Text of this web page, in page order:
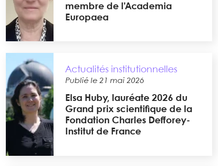
membre de l’Academia
Europaea
Actualités institutionnelles
Publié le 21 mai 2026
Elsa Huby, lauréate 2026 du
Grand prix scientifique de la
Fondation Charles Defforey-
Institut de France